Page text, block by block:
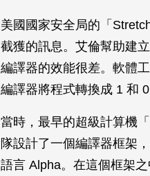
美國國家安全局的「
截獲的訊息。艾倫幫助建
編譯器的效能很差。軟體
編譯器將程式轉換成 1 和
當時，最早的超級計算機
隊設計了一個編譯器框架
語言 Alpha。在這個框架